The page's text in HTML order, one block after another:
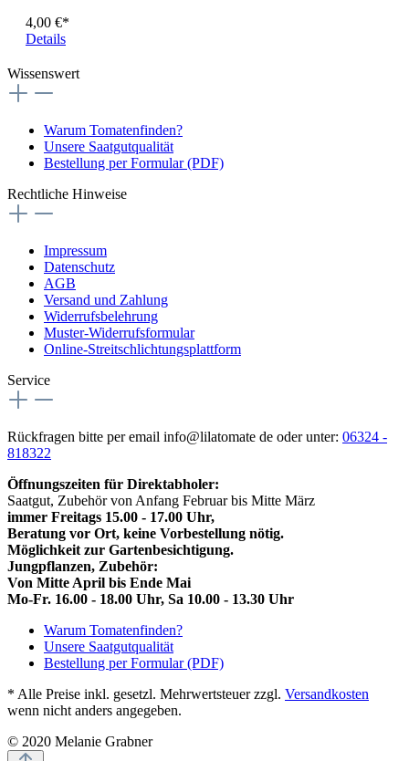
4,00 €*
Details
Wissenswert
Warum Tomatenfinden?
Unsere Saatgutqualität
Bestellung per Formular (PDF)
Rechtliche Hinweise
Impressum
Datenschutz
AGB
Versand und Zahlung
Widerrufsbelehrung
Muster-Widerrufsformular
Online-Streitschlichtungsplattform
Service
Rückfragen bitte per email info@lilatomate de oder unter: 06324 -
818322
Öffnungszeiten für Direktabholer:
Saatgut, Zubehör von Anfang Februar bis Mitte März
immer Freitags 15.00 - 17.00 Uhr,
Beratung vor Ort, keine Vorbestellung nötig.
Möglichkeit zur Gartenbesichtigung.
Jungpflanzen, Zubehör:
Von Mitte April bis Ende Mai
Mo-Fr. 16.00 - 18.00 Uhr, Sa 10.00 - 13.30 Uhr
Warum Tomatenfinden?
Unsere Saatgutqualität
Bestellung per Formular (PDF)
* Alle Preise inkl. gesetzl. Mehrwertsteuer zzgl. Versandkosten
wenn nicht anders angegeben.
© 2020 Melanie Grabner